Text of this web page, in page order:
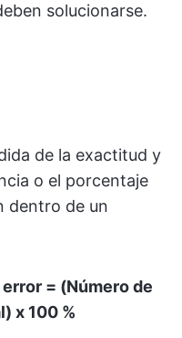
solucionarse.
de la exactitud y
o el porcentaje
dentro de un
error = (Número de
x 100 %